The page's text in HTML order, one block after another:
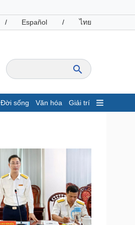
/ Español / ไทย
Đời sống Văn hóa Giải trí
Tiêu dùng
Tỷ giá
Chứng khoán
Giá cà phê
Công nghệ
Sành điệu